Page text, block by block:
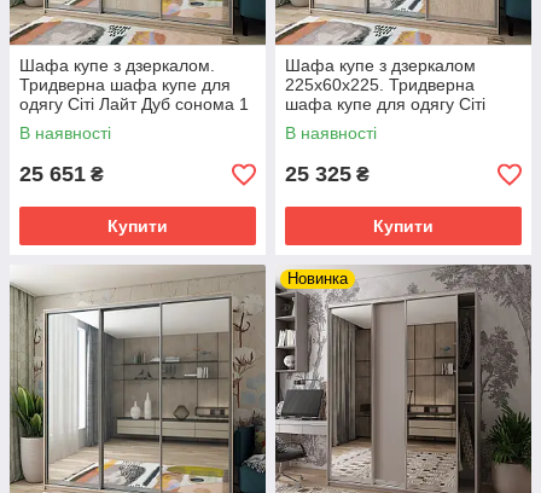
Шафа купе з дзеркалом.
Тридверна шафа купе для
одягу Сіті Лайт Дуб сонома 1
ДСП / 2 дзеркала
В наявності
25 651 ₴
Купити
Шафа купе з дзеркалом
225х60х225. Тридверна
шафа купе для одягу Сіті
Лайт Дуб сонома 2 ДСП / 1
дзеркало
В наявності
25 325 ₴
Купити
Новинка